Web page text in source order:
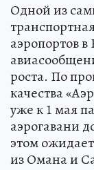
Одной из
аэропортов
роста. По
качества
уже к 1 мая
аэрогавани
этом
из Омана и